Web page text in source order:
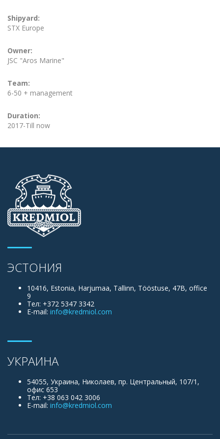
Shipyard:
STX Europe
Owner:
JSC "Aros Marine"
Team:
6-50 + management
Duration:
2017-Till now
ЭСТОНИЯ
10416, Estonia, Harjumaa, Tallinn, Tööstuse, 47B, office
9
Тел: +372 5347 3342
E-mail: info@kredmiol.com
УКРАИНА
54055, Украина, Николаев, пр. Центральный, 107/1,
офис 653
Тел: +38 063 042 3006
E-mail: info@kredmiol.com